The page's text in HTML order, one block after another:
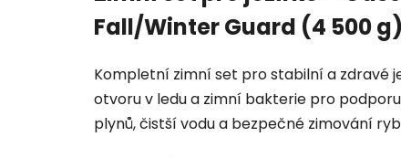
Fall/Winter Guard (4 500 g)
Kompletní zimní set pro stabilní a zdravé
otvoru v ledu a zimní bakterie pro
plynů, čistší vodu a bezpečné zimování